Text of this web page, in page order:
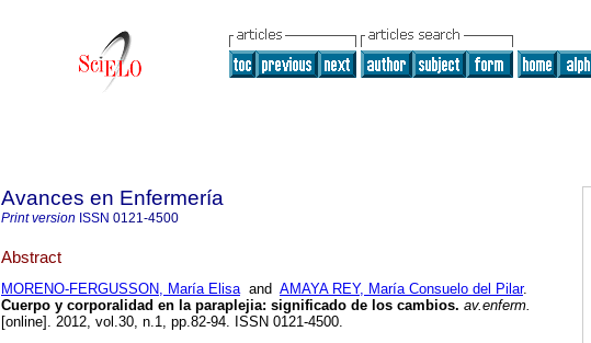
Avances en Enfermería
Print version ISSN 0121-4500
Abstract
MORENO-FERGUSSON, María Elisaand AMAYA REY, María Consuelo del Pilar.
Cuerpo y corporalidad en la paraplejia: significado de los cambios. av.enferm.
[online]. 2012, vol.30, n.1, pp.82-94. ISSN 0121-4500.